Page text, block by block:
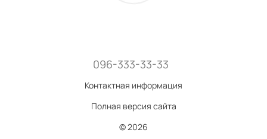
096-333-33-33
Контактная информация
Полная версия сайта
© 2026